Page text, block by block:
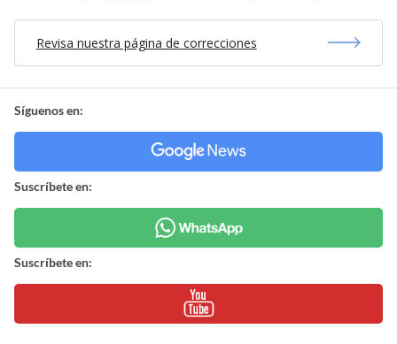
Revisa nuestra página de correcciones
Síguenos en:
Suscríbete en:
Suscríbete en: